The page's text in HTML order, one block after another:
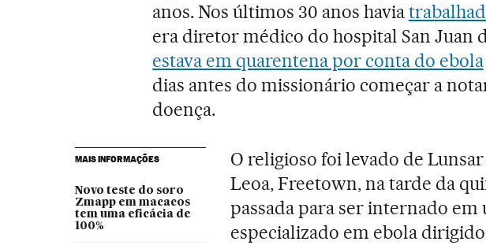
anos. Nos últimos 30 anos havia
era diretor médico do hospital San Juan
estava em quarentena por conta do ebola
dias antes do missionário começar a
doença.
MAIS INFORMAÇÕES
Novo teste do soro
Zmapp em macacos
tem uma eficácia de
100%
O religioso foi levado de
Leoa, Freetown, na tarde da
passada para ser internado em
especializado em ebola